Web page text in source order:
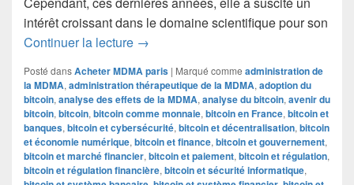
intérêt croissant dans le domaine scientifique pour son
Continuer la lecture Comment la MDMA aide à traiter la
→
Posté dansAcheter MDMA paris | Marqué comme administration de
la MDMA, administration thérapeutique de la MDMA, adoption du
bitcoin, analyse des effets de la MDMA, analyse du bitcoin, avenir du
bitcoin, bitcoin, bitcoin comme monnaie, bitcoin en France, bitcoin et
banques, bitcoin et cybersécurité, bitcoin et décentralisation, bitcoin
et économie numérique, bitcoin et finance, bitcoin et gouvernement,
bitcoin et marché financier, bitcoin et paiement, bitcoin et régulation,
bitcoin et régulation financière, bitcoin et sécurité informatique,